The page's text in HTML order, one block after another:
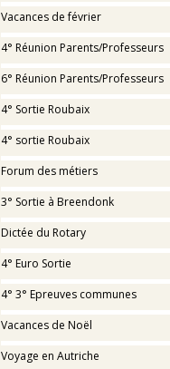
Vacances de février
4° Réunion Parents/Professeurs
6° Réunion Parents/Professeurs
4° Sortie Roubaix
4° sortie Roubaix
Forum des métiers
3° Sortie à Breendonk
Dictée du Rotary
4° Euro Sortie
4° 3° Epreuves communes
Vacances de Noël
Voyage en Autriche